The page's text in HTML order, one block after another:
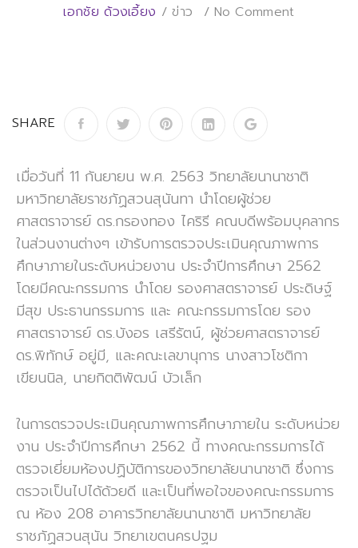
เอกชัย ด้วงเอี้ยง ข่าว No Comment
SHARE
เมื่อวันที่ 11 กันยายน พ.ศ. 2563 วิทยาลัยนานาชาติ
มหาวิทยาลัยราชภัฏสวนสุนันทา นำโดยผู้ช่วย
ศาสตราจารย์ ดร.กรองทอง ไคริรี คณบดีพร้อมบุคลากร
ในส่วนงานต่างๆ เข้ารับการตรวจประเมินคุณภาพการ
ศึกษาภายในระดับหน่วยงาน ประจำปีการศึกษา 2562
โดยมีคณะกรรมการ นำโดย รองศาสตราจารย์ ประดิษฐ์
มีสุข ประธานกรรมการ และ คณะกรรมการโดย รอง
ศาสตราจารย์ ดร.บังอร เสรีรัตน์, ผู้ช่วยศาสตราจารย์
ดร.พิทักษ์ อยู่มี, และคณะเลขานุการ นางสาวโชติกา
เขียนนิล, นายกิตติพัฒน์ บัวเล็ก
ในการตรวจประเมินคุณภาพการศึกษาภายใน ระดับหน่วย
งาน ประจำปีการศึกษา 2562 นี้ ทางคณะกรรมการได้
ตรวจเยี่ยมห้องปฏิบัติการของวิทยาลัยนานาชาติ ซึ่งการ
ตรวจเป็นไปได้ด้วยดี และเป็นที่พอใจของคณะกรรมการ
ณ ห้อง 208 อาคารวิทยาลัยนานาชาติ มหาวิทยาลัย
ราชภัฏสวนสุนัน วิทยาเขตนครปฐม